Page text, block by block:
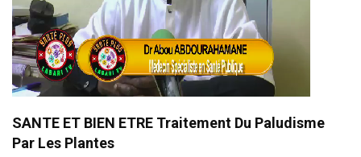
SANTE ET BIEN ETRE Traitement Du Paludisme
Par Les Plantes